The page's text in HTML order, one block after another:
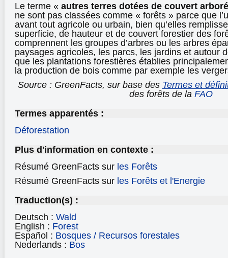
Le terme « autres terres dotées de couvert arboré
ne sont pas classées comme « forêts » parce que
avant tout agricole ou urbain, bien qu’elles
superficie, de hauteur et de couvert forestier des
comprennent les groupes d’arbres ou les arbres
paysages agricoles, les parcs, les jardins et autour
que les plantations forestières établies
la production de bois comme par exemple les
Source : GreenFacts, sur base des Termes et
des forêts de la FAO
Termes apparentés :
Déforestation
Plus d'information en contexte :
Résumé GreenFacts sur les Forêts
Résumé GreenFacts sur les Forêts et l'Energie
Traduction(s) :
Deutsch : Wald
English : Forest
Español : Bosques / Recursos forestales
Nederlands : Bos